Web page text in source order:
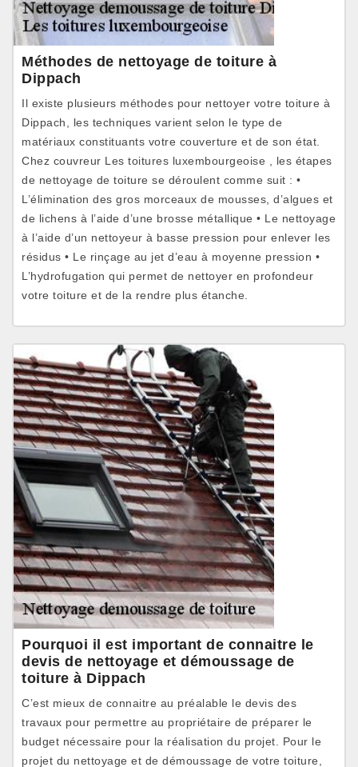
Méthodes de nettoyage de toiture à
Dippach
Il existe plusieurs méthodes pour nettoyer votre toiture à
Dippach, les techniques varient selon le type de
matériaux constituants votre couverture et de son état.
Chez couvreur Les toitures luxembourgeoise , les étapes
de nettoyage de toiture se déroulent comme suit : •
L’élimination des gros morceaux de mousses, d’algues et
de lichens à l’aide d’une brosse métallique • Le nettoyage
à l’aide d’un nettoyeur à basse pression pour enlever les
résidus • Le rinçage au jet d’eau à moyenne pression •
L’hydrofugation qui permet de nettoyer en profondeur
votre toiture et de la rendre plus étanche.
Pourquoi il est important de connaitre le
devis de nettoyage et démoussage de
toiture à Dippach
C’est mieux de connaitre au préalable le devis des
travaux pour permettre au propriétaire de préparer le
budget nécessaire pour la réalisation du projet. Pour le
projet du nettoyage et de démoussage de votre toiture,